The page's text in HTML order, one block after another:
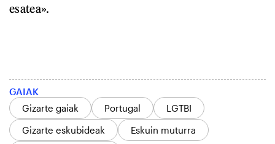
esatea».
GAIAK
Gizarte gaiak
Portugal
LGTBI
Gizarte eskubideak
Eskuin muturra